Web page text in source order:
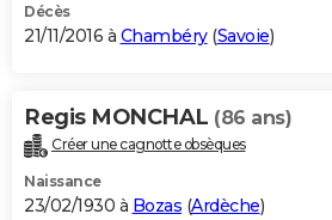
Décès
21/11/2016 à Chambéry(Savoie)
Regis MONCHAL (86 ans)
Créer une cagnotte obsèques
Naissance
23/02/1930 à Bozas (Ardèche)